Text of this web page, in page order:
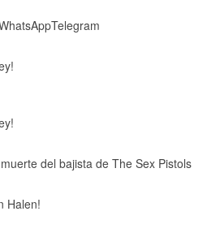
Telegram
del bajista de The Sex Pistols
Halen!